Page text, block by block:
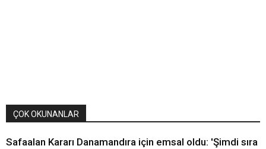
ÇOK OKUNANLAR
Safaalan Kararı Danamandıra için emsal oldu: 'Şimdi sıra